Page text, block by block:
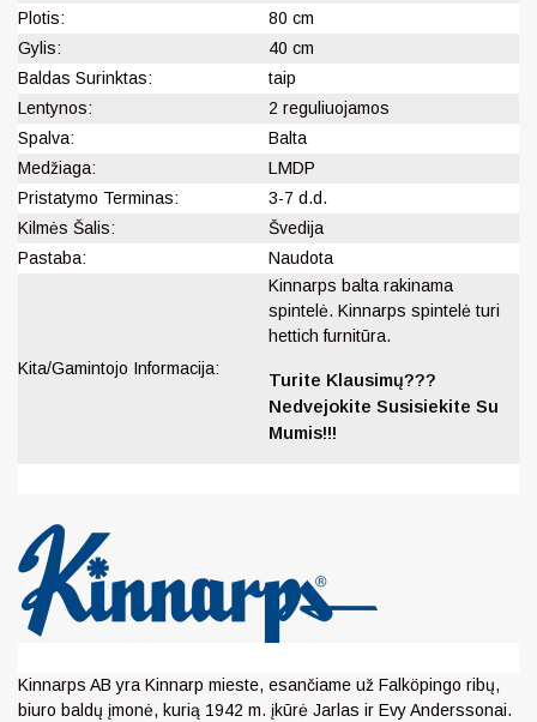
Plotis:
80 cm
Gylis:
40 cm
Baldas Surinktas:
taip
Lentynos:
2 reguliuojamos
Spalva:
Balta
Medžiaga:
LMDP
Pristatymo Terminas:
3-7 d.d.
Kilmės Šalis:
Švedija
Pastaba:
Naudota
Kita/Gamintojo Informacija:
Kinnarps balta rakinama
spintelė. Kinnarps spintelė turi
hettich furnitūra.
Turite Klausimų???
Nedvejokite Susisiekite Su
Mumis!!!
Kinnarps AB yra Kinnarp mieste, esančiame už Falköpingo ribų,
biuro baldų įmonė, kurią 1942 m. įkūrė Jarlas ir Evy Anderssonai.